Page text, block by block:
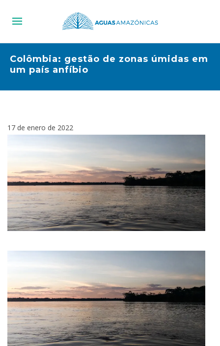
Colômbia: gestão de zonas úmidas em
um país anfíbio
17 de enero de 2022